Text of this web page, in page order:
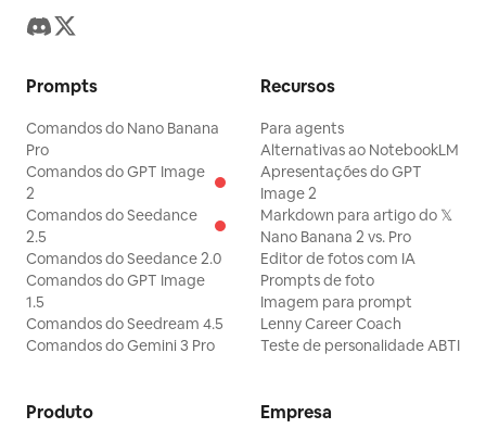
Prompts
Comandos do Nano Banana
Pro
Comandos do GPT Image
2
Comandos do Seedance
2.5
Comandos do Seedance 2.0
Comandos do GPT Image
1.5
Comandos do Seedream 4.5
Comandos do Gemini 3 Pro
Recursos
Para agents
Alternativas ao NotebookLM
Apresentações do GPT
Image 2
Markdown para artigo do 𝕏
Nano Banana 2 vs. Pro
Editor de fotos com IA
Prompts de foto
Imagem para prompt
Lenny Career Coach
Teste de personalidade ABTI
Produto Empresa